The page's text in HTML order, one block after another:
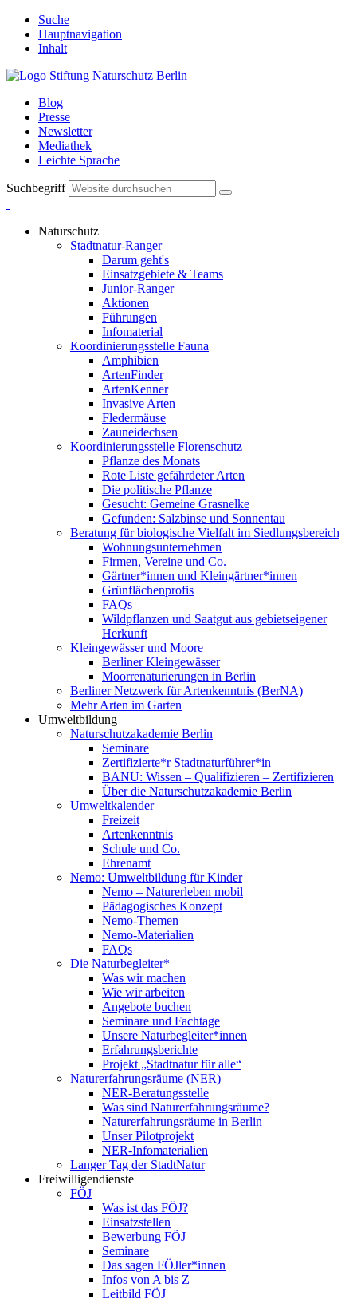
Suche
Hauptnavigation
Inhalt
Blog
Presse
Newsletter
Mediathek
Leichte Sprache
Suchbegriff
Naturschutz
Stadtnatur-Ranger
Darum geht's
Einsatzgebiete & Teams
Junior-Ranger
Aktionen
Führungen
Infomaterial
Koordinierungsstelle Fauna
Amphibien
ArtenFinder
ArtenKenner
Invasive Arten
Fledermäuse
Zauneidechsen
Koordinierungsstelle Florenschutz
Pflanze des Monats
Rote Liste gefährdeter Arten
Die politische Pflanze
Gesucht: Gemeine Grasnelke
Gefunden: Salzbinse und Sonnentau
Beratung für biologische Vielfalt im Siedlungsbereich
Wohnungsunternehmen
Firmen, Vereine und Co.
Gärtner*innen und Kleingärtner*innen
Grünflächenprofis
FAQs
Wildpflanzen und Saatgut aus gebietseigener
Herkunft
Kleingewässer und Moore
Berliner Kleingewässer
Moorrenaturierungen in Berlin
Berliner Netzwerk für Artenkenntnis (BerNA)
Mehr Arten im Garten
Umweltbildung
Naturschutzakademie Berlin
Seminare
Zertifizierte*r Stadtnaturführer*in
BANU: Wissen – Qualifizieren – Zertifizieren
Über die Naturschutzakademie Berlin
Umweltkalender
Freizeit
Artenkenntnis
Schule und Co.
Ehrenamt
Nemo: Umweltbildung für Kinder
Nemo – Naturerleben mobil
Pädagogisches Konzept
Nemo-Themen
Nemo-Materialien
FAQs
Die Naturbegleiter*
Was wir machen
Wie wir arbeiten
Angebote buchen
Seminare und Fachtage
Unsere Naturbegleiter*innen
Erfahrungsberichte
Projekt „Stadtnatur für alle“
Naturerfahrungsräume (NER)
NER-Beratungsstelle
Was sind Naturerfahrungsräume?
Naturerfahrungsräume in Berlin
Unser Pilotprojekt
NER-Infomaterialien
Langer Tag der StadtNatur
Freiwilligendienste
FÖJ
Was ist das FÖJ?
Einsatzstellen
Bewerbung FÖJ
Seminare
Das sagen FÖJler*innen
Infos von A bis Z
Leitbild FÖJ